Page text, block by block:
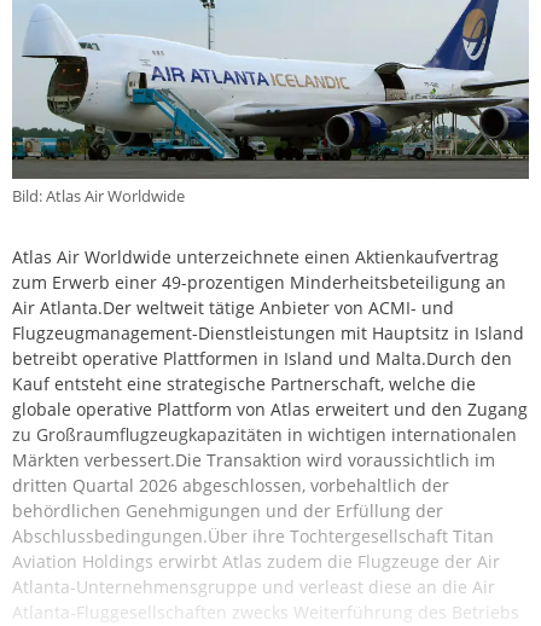
Bild: Atlas Air Worldwide
Atlas Air Worldwide unterzeichnete einen Aktienkaufvertrag
zum Erwerb einer 49-prozentigen Minderheitsbeteiligung an
Air Atlanta.Der weltweit tätige Anbieter von ACMI- und
Flugzeugmanagement-Dienstleistungen mit Hauptsitz in Island
betreibt operative Plattformen in Island und Malta.Durch den
Kauf entsteht eine strategische Partnerschaft, welche die
globale operative Plattform von Atlas erweitert und den Zugang
zu Großraumflugzeugkapazitäten in wichtigen internationalen
Märkten verbessert.Die Transaktion wird voraussichtlich im
dritten Quartal 2026 abgeschlossen, vorbehaltlich der
behördlichen Genehmigungen und der Erfüllung der
Abschlussbedingungen.Über ihre Tochtergesellschaft Titan
Aviation Holdings erwirbt Atlas zudem die Flugzeuge der Air
Atlanta-Unternehmensgruppe und verleast diese an die Air
Atlanta-Fluggesellschaften zwecks Weiterführung des Betriebs